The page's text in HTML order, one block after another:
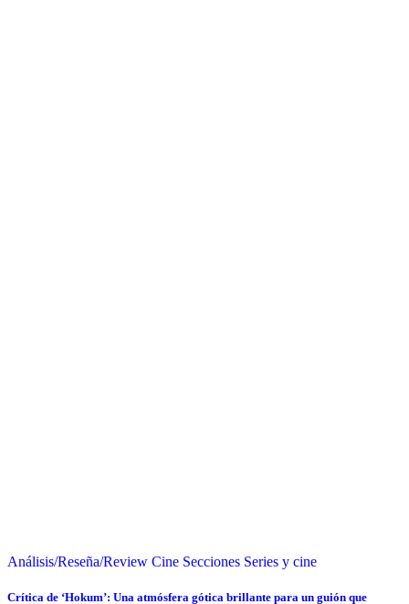
Análisis/Reseña/Review Cine Secciones Series y cine
Crítica de ‘Hokum’: Una atmósfera gótica brillante para un guión que